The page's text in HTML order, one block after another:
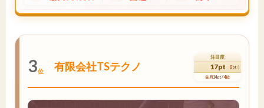
3位 有限会社TSテクノ
注目度
17pt (3pt↑)
先月14pt / 4位